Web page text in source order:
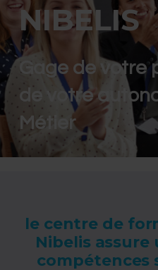
NIBELIS
Gage de votre
de votre
Métier
le centre de
Nibelis assure
compétences